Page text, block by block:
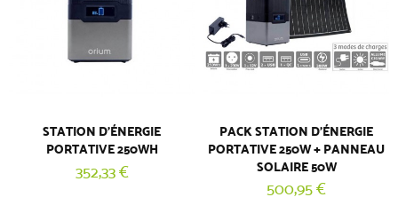
STATION D'ÉNERGIE
PORTATIVE 250WH
352,33 €
PACK STATION D'ÉNERGIE
PORTATIVE 250W + PANNEAU
SOLAIRE 50W
500,95 €